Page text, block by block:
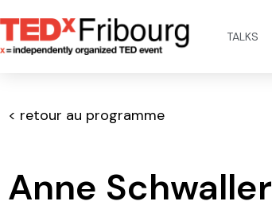
TALKS
< retour au programme
Anne Schwaller